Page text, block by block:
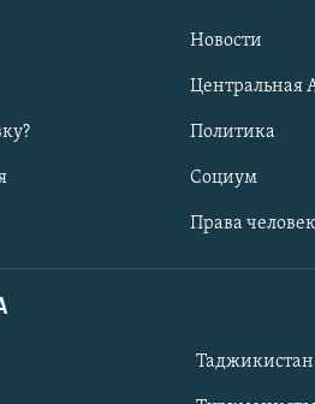
Новости
Центральная
Политика
Социум
Права
Таджикистан